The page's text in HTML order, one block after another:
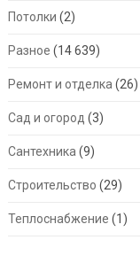
Потолки (2)
Разное (14 639)
Ремонт и отделка (26)
Сад и огород (3)
Сантехника (9)
Строительство (29)
Теплоснабжение (1)